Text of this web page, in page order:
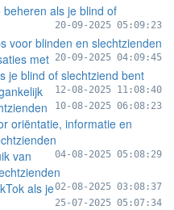
als je blind of
20-09-2025 05:09:23
voor blinden en slechtzienden
20-09-2025 04:09:45
met
je blind of slechtziend bent
12-08-2025 11:08:40
10-08-2025 06:08:23
oriëntatie, informatie en
04-08-2025 05:08:29
van
02-08-2025 03:08:37
als je
25-07-2025 05:07:34